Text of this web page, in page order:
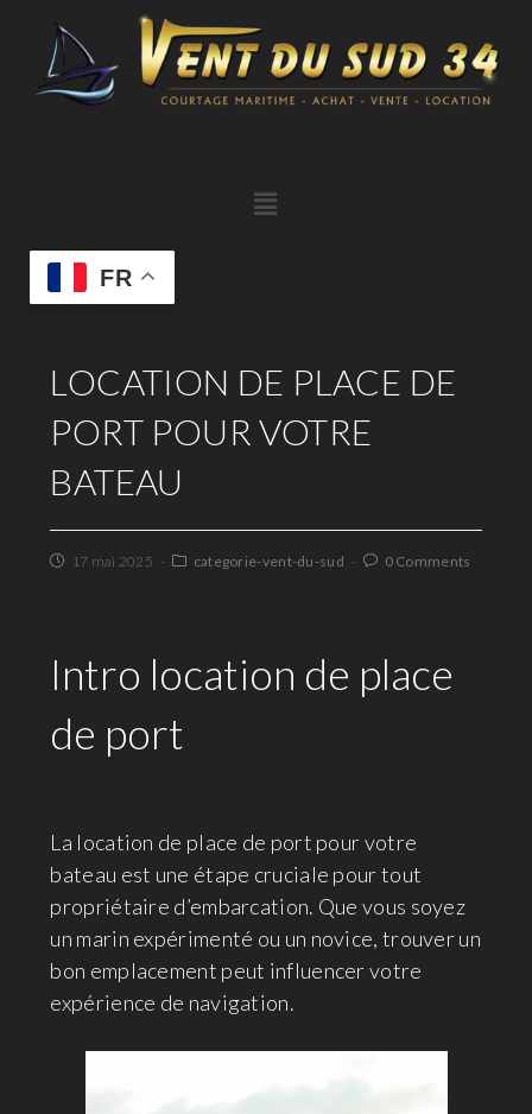
FR
LOCATION DE PLACE DE
PORT POUR VOTRE
BATEAU
17 mai 2025 categorie-vent-du-sud 0 Comments
Intro location de place
de port
La location de place de port pour votre
bateau est une étape cruciale pour tout
propriétaire d’embarcation. Que vous soyez
un marin expérimenté ou un novice, trouver un
bon emplacement peut influencer votre
expérience de navigation.